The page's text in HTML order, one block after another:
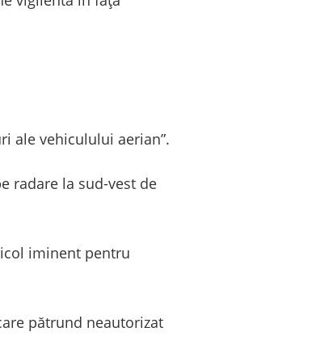
ale vehiculului aerian”.
radare la sud-vest de
iminent pentru
pătrund neautorizat